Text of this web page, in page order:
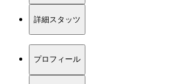
詳細スタッツ
プロフィール